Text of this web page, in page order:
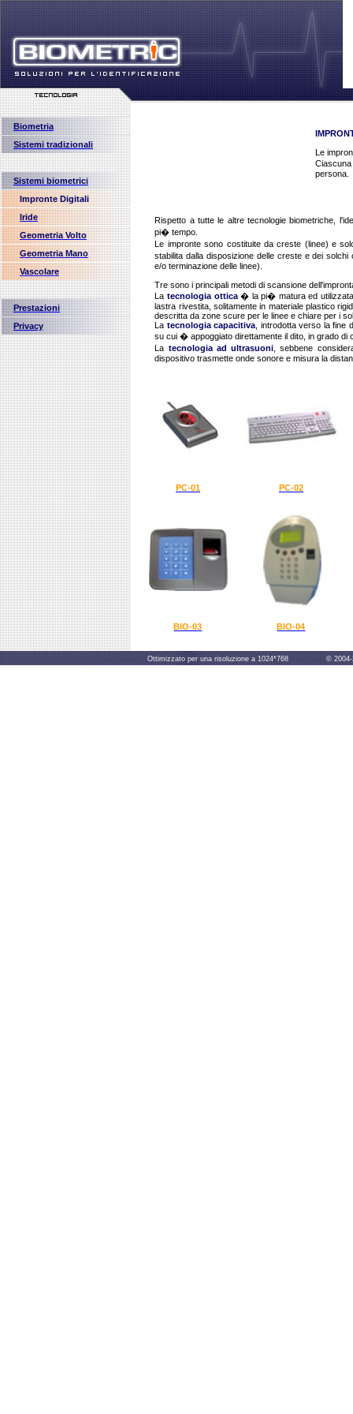
Biometria
Sistemi tradizionali
Sistemi biometrici
Impronte Digitali
Iride
Geometria Volto
Geometria Mano
Vascolare
Prestazioni
Privacy
Le
persona.
Rispetto a tutte le altre tecnologie biometriche,
pi� tempo.
Le impronte sono costituite da creste (linee) e
stabilita dalla disposizione delle creste e dei
e/o terminazione delle linee).
Tre sono i principali metodi di scansione
Latecnologia ottica� la pi� matura ed
lastra rivestita, solitamente in materiale plastico
descritta da zone scure per le linee e chiare per i
La tecnologia capacitiva , introdotta verso la fine
su cui � appoggiato direttamente il dito, in grado di
La tecnologia ad ultrasuoni , sebbene
dispositivo trasmette onde sonore e misura la
PC-01 PC-02
BIO-03 BIO-04
Ottimizzato per una risoluzione a 1024*768 © 2004-